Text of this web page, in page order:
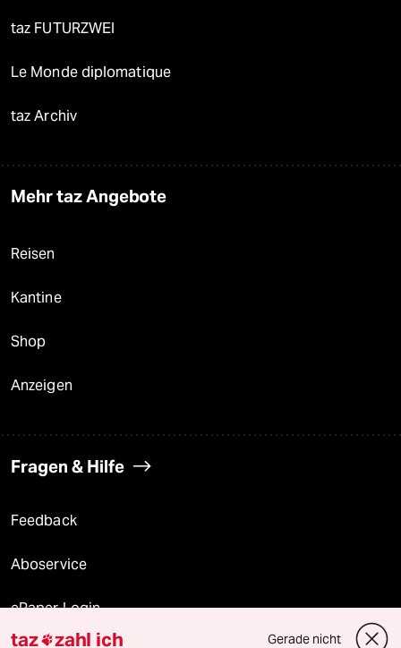
taz FUTURZWEI
Le Monde diplomatique
taz Archiv
Mehr taz Angebote
Reisen
Kantine
Shop
Anzeigen
Fragen & Hilfe
Feedback
Aboservice
ePaper Login
taz zahl ich Gerade nicht